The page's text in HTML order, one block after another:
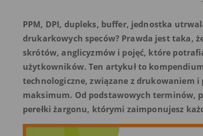
PPM, DPI, dupleks, buffer, jednostka
drukarkowych speców? Prawda jest taka,
skrótów, anglicyzmów i pojęć, które
użytkowników. Ten artykuł to
technologiczne, związane z drukowaniem
maksimum. Od podstawowych terminów,
perełki żargonu, którymi zaimponujesz